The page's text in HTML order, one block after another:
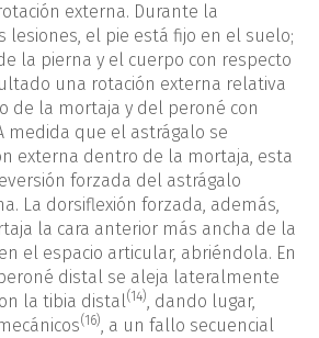
externa. Durante la
lesiones, el pie está fijo en el suelo;
la pierna y el cuerpo con respecto
una rotación externa relativa
de la mortaja y del peroné con
medida que el astrágalo se
externa dentro de la mortaja, esta
forzada del astrágalo
La dorsiflexión forzada, además,
la cara anterior más ancha de la
el espacio articular, abriéndola. En
distal se aleja lateralmente
la tibia distal(14), dando lugar,
(16), a un fallo secuencial